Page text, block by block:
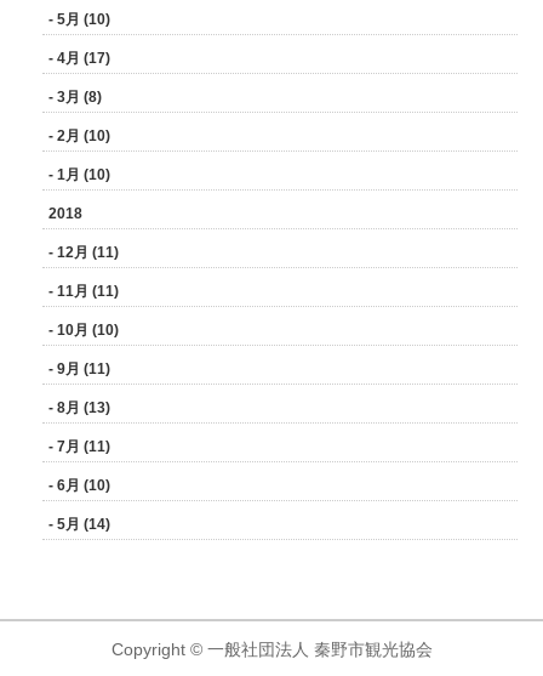
- 5月 (10)
- 4月 (17)
- 3月 (8)
- 2月 (10)
- 1月 (10)
2018
- 12月 (11)
- 11月 (11)
- 10月 (10)
- 9月 (11)
- 8月 (13)
- 7月 (11)
- 6月 (10)
- 5月 (14)
Copyright © 一般社団法人 秦野市観光協会